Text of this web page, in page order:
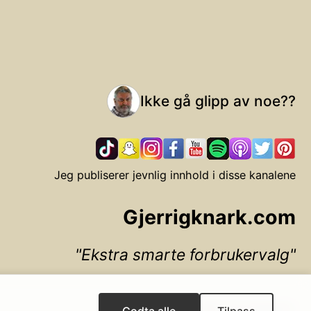
Ikke gå glipp av noe??
Jeg publiserer jevnlig innhold i disse kanalene
Gjerrigknark.com
Ekstra smarte forbrukervalg